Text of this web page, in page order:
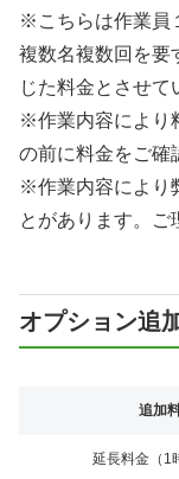
※こちらは作業員
複数名複数回を要
じた料金とさせて
※作業内容により
の前に料金をご確
※作業内容により
とがあります。ご
オプション追
追加
延長料金（1